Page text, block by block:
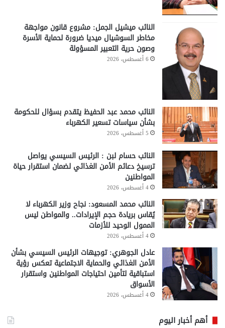
النائب ميشيل الجمل: مشروع قانون مواجهة
مخاطر السوشيال ميديا ضرورة لحماية الأسرة
وصون حرية التعبير المسؤولة
6 أغسطس، 2026
النائب محمد عبد الحفيظ يتقدم بسؤال للحكومة
بشأن سياسات تسعير الكهرباء
5 أغسطس، 2026
النائب حسام لبن : الرئيس السيسي يواصل
ترسيخ دعائم الأمن الغذائي لضمان استقرار حياة
المواطنين
4 أغسطس، 2026
النائب محمد المسعود: نجاح وزير الكهرباء لا
يُقاس بريادة حجم الإيرادات.. والمواطن ليس
الممول الوحيد للأزمات
4 أغسطس، 2026
عادل الجوهري: توجيهات الرئيس السيسي بشأن
الأمن الغذائي والحماية الاجتماعية تعكس رؤية
استباقية لتأمين احتياجات المواطنين واستقرار
الأسواق
4 أغسطس، 2026
أهم أخبار اليوم